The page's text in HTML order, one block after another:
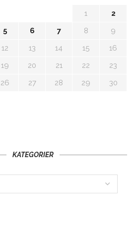
1
2
5 6 7 8
9
12 13 14 15
16
19 20 21 22
23
26 27 28 29
30
KATEGORIER